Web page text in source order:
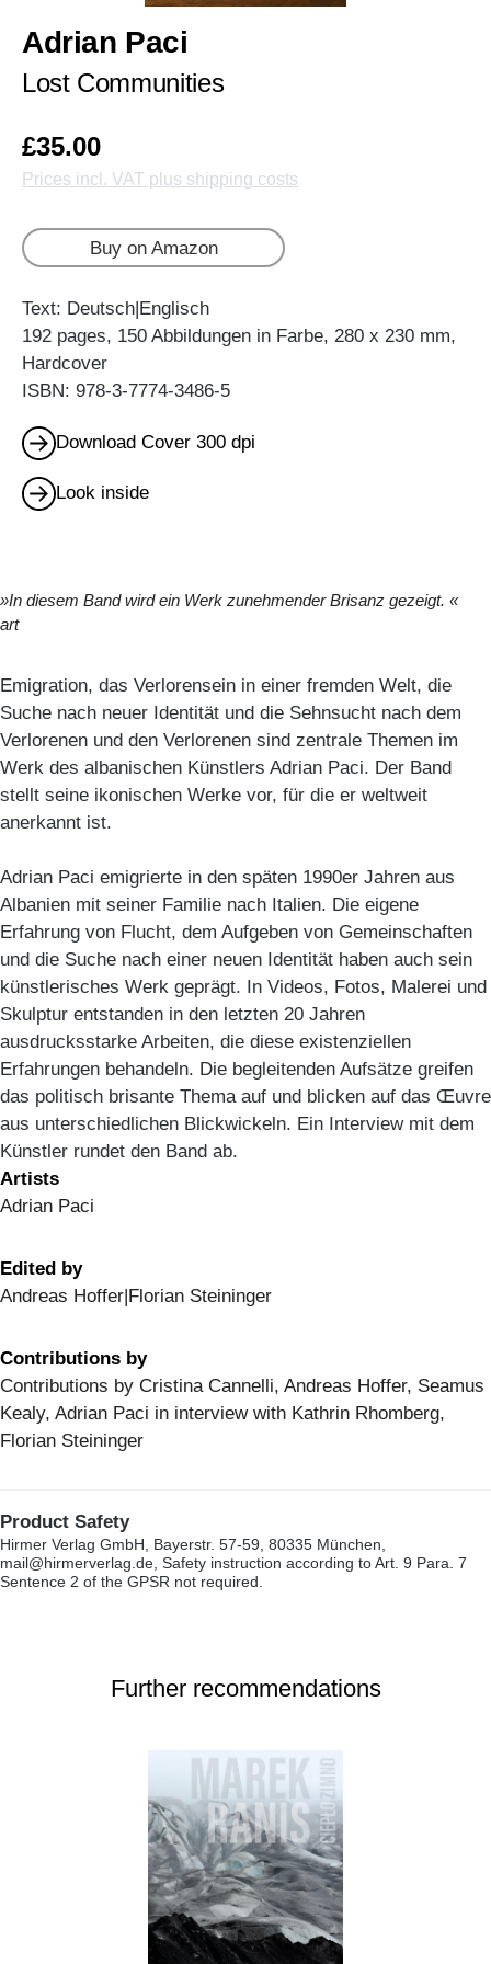
Adrian Paci
Lost Communities
£35.00
Prices incl. VAT plus shipping costs
Buy on Amazon
Text: Deutsch|Englisch
192 pages, 150 Abbildungen in Farbe, 280 x 230 mm,
Hardcover
ISBN: 978-3-7774-3486-5
Download Cover 300 dpi
Look inside
»In diesem Band wird ein Werk zunehmender Brisanz gezeigt. «
art
Emigration, das Verlorensein in einer fremden Welt, die
Suche nach neuer Identität und die Sehnsucht nach dem
Verlorenen und den Verlorenen sind zentrale Themen im
Werk des albanischen Künstlers Adrian Paci. Der Band
stellt seine ikonischen Werke vor, für die er weltweit
anerkannt ist.
Adrian Paci emigrierte in den späten 1990er Jahren aus
Albanien mit seiner Familie nach Italien. Die eigene
Erfahrung von Flucht, dem Aufgeben von Gemeinschaften
und die Suche nach einer neuen Identität haben auch sein
künstlerisches Werk geprägt. In Videos, Fotos, Malerei und
Skulptur entstanden in den letzten 20 Jahren
ausdrucksstarke Arbeiten, die diese existenziellen
Erfahrungen behandeln. Die begleitenden Aufsätze greifen
das politisch brisante Thema auf und blicken auf das Œuvre
aus unterschiedlichen Blickwickeln. Ein Interview mit dem
Künstler rundet den Band ab.
Artists
Adrian Paci
Edited by
Andreas Hoffer|Florian Steininger
Contributions by
Contributions by Cristina Cannelli, Andreas Hoffer, Seamus
Kealy, Adrian Paci in interview with Kathrin Rhomberg,
Florian Steininger
Product Safety
Hirmer Verlag GmbH, Bayerstr. 57-59, 80335 München,
mail@hirmerverlag.de, Safety instruction according to Art. 9 Para. 7
Sentence 2 of the GPSR not required.
Further recommendations